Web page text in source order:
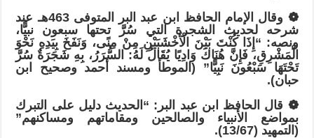
❁ وقال الإمام الحافظ ابن عبد البر المتوفى 463هـ عند
شرحه لحديث الشجرة التي سُرَّ تحتها سبعون نبيًّا،
ونصه: “إِذَا كُنْتَ بَيْنَ الْأَخْشَبَيْنِ مِنْ مِنًى، وَنَفَخَ بِيَدِهِ نَحْوَ
الْمَشْرِقِ، فَإِنَّ هُنَاكَ وَادِيًا يُقَالُ لَهُ: السُّرَرُ، بِهِ شَجَرَةٌ سُرَّ
تَحْتَهَا سَبْعُونَ نَبِيًّا” (الموطأ ومسند أحمد وصحيح ابن
حبان).
❁ قال الحافظ ابن عبد البر: “الحديث دليل على التبرك
بمواضع الأنبياء والصالحين ومقاماتهم ومساكنهم”
(التمهيد (13/67).